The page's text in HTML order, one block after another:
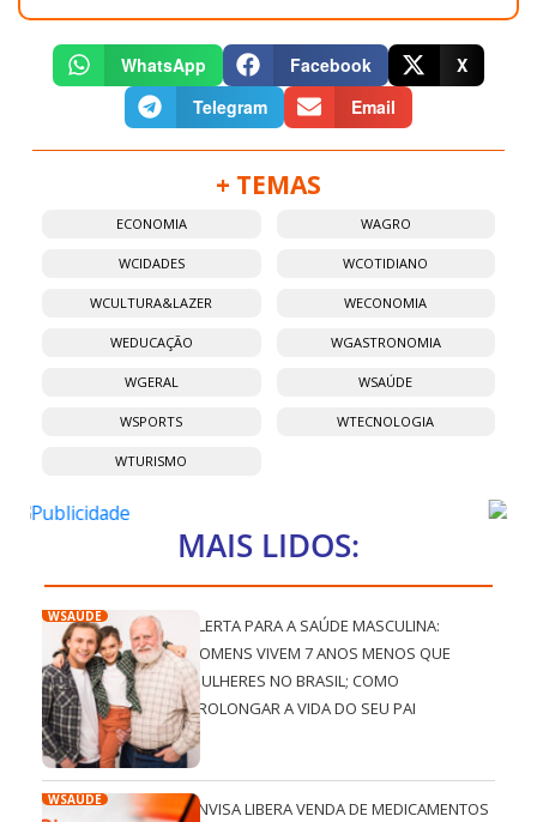
WhatsApp Facebook
X
Telegram
Email
+ TEMAS
ECONOMIA WAGRO
WCIDADES WCOTIDIANO
WCULTURA&LAZER WECONOMIA
WEDUCAÇÃO WGASTRONOMIA
WGERAL WSAÚDE
WSPORTS WTECNOLOGIA
WTURISMO
MAIS LIDOS:
WSAÚDE
ALERTA PARA A SAÚDE MASCULINA:
HOMENS VIVEM 7 ANOS MENOS QUE
MULHERES NO BRASIL; COMO
PROLONGAR A VIDA DO SEU PAI
WSAÚDE
ANVISA LIBERA VENDA DE MEDICAMENTOS